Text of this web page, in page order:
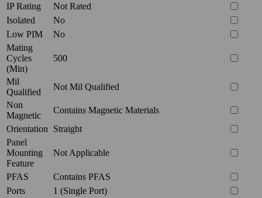
IP Rating
Not Rated
Isolated
No
Low PIM
No
Mating
Cycles
(Min)
500
Mil
Qualified
Not Mil Qualified
Non
Magnetic
Contains Magnetic Materials
Orientation
Straight
Panel
Mounting
Feature
Not Applicable
PFAS
Contains PFAS
Ports
1 (Single Port)